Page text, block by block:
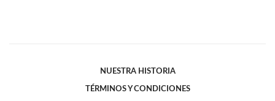
NUESTRA HISTORIA
TÉRMINOS Y CONDICIONES